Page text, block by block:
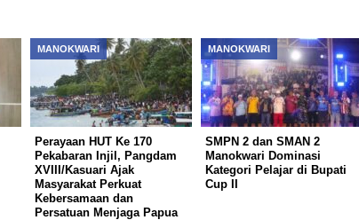
MANOKWARI
Perayaan HUT Ke 170
Pekabaran Injil, Pangdam
XVIII/Kasuari Ajak
Masyarakat Perkuat
Kebersamaan dan
Persatuan Menjaga Papua
MANOKWARI
SMPN 2 dan SMAN 2
Manokwari Dominasi
Kategori Pelajar di Bupati
Cup II